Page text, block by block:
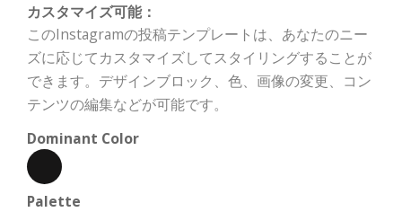
カスタマイズ可能：
このInstagramの投稿テンプレートは、あなたのニー
ズに応じてカスタマイズしてスタイリングすることが
できます。デザインブロック、色、画像の変更、コン
テンツの編集などが可能です。
Dominant Color
Palette